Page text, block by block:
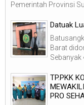
Pemerintah Provinsi
Datuak
Barat
Sebanyak
TP.PKK
PRO